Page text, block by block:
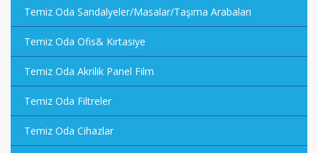
Temiz Oda Sandalyeler/Masalar/Taşıma Arabaları
Temiz Oda Ofis& Kırtasiye
Temiz Oda Akrilik Panel Film
Temiz Oda Filtreler
Temiz Oda Cihazlar